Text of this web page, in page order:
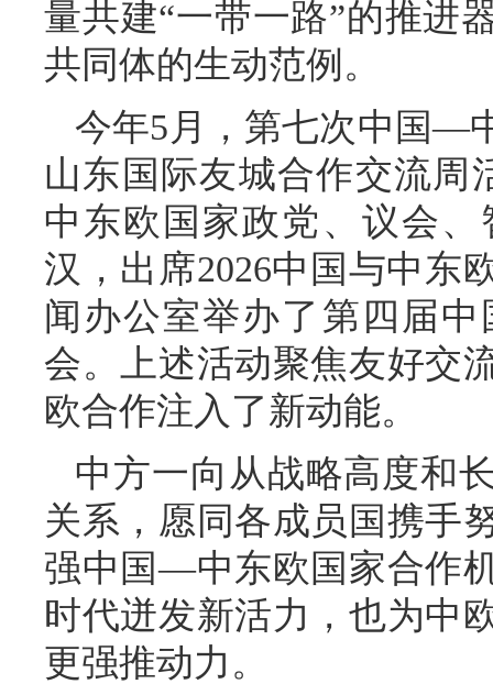
量共建“一带一路”的推进
共同体的生动范例。
今年5月，第七次中国—
山东国际友城合作交流周
中东欧国家政党、议会
汉，出席2026中国与中东
闻办公室举办了第四届
会。上述活动聚焦友好交
欧合作注入了新动能。
中方一向从战略高度和
关系，愿同各成员国携手
强中国—中东欧国家合作
时代迸发新活力，也为中
更强推动力。